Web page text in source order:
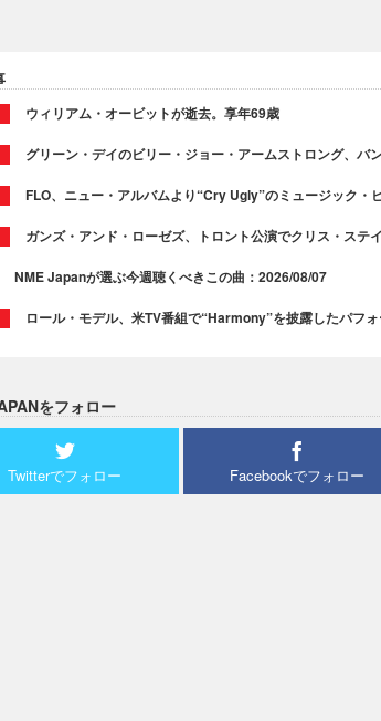
ウィリアム・オービットが逝去。享年69歳
グリーン・デイのビリー・ジョー・アームストロング、バ
FLO、ニュー・アルバムより“Cry Ugly”のミュージック・
ガンズ・アンド・ローゼズ、トロント公演でクリス・ステ
NME Japanが選ぶ今週聴くべきこの曲：2026/08/07
ロール・モデル、米TV番組で“Harmony”を披露したパフ
をフォロー
Twitterでフォロー Facebookでフォロー